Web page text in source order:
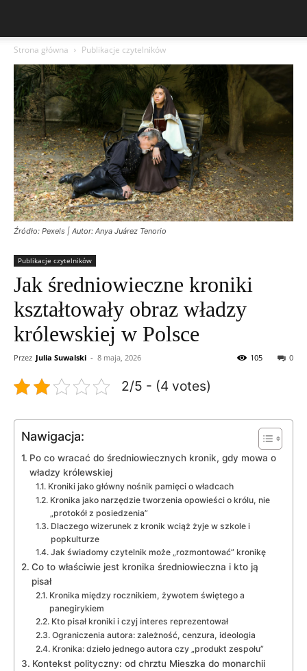
Strona główna Publikacje czytelników
Źródło: Pexels | Autor: Anya Juárez Tenorio
Publikacje czytelników
Jak średniowieczne kroniki
kształtowały obraz władzy
królewskiej w Polsce
Przez Julia Suwalski - 8 maja, 2026 0
105
2/5 - (4 votes)
Nawigacja:
Po co wracać do średniowiecznych kronik, gdy mowa o
władzy królewskiej
Kroniki jako główny nośnik pamięci o władcach
Kronika jako narzędzie tworzenia opowieści o królu, nie
„protokół z posiedzenia”
Dlaczego wizerunek z kronik wciąż żyje w szkole i
popkulturze
Jak świadomy czytelnik może „rozmontować” kronikę
Co to właściwie jest kronika średniowieczna i kto ją
pisał
Kronika między rocznikiem, żywotem świętego a
panegirykiem
Kto pisał kroniki i czyj interes reprezentował
Ograniczenia autora: zależność, cenzura, ideologia
Kronika: dzieło jednego autora czy „produkt zespołu”
Kontekst polityczny: od chrztu Mieszka do monarchii